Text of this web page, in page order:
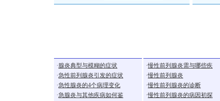
·腺炎典型与模糊的症状
·急性前列腺炎引发的症状
·急性腺炎的4个病理变化
·急腺炎与其他疾病如何鉴
·慢性前列腺炎需与哪些疾
·慢性前列腺炎
·慢性前列腺炎的诊断
·慢性前列腺炎的病因初探